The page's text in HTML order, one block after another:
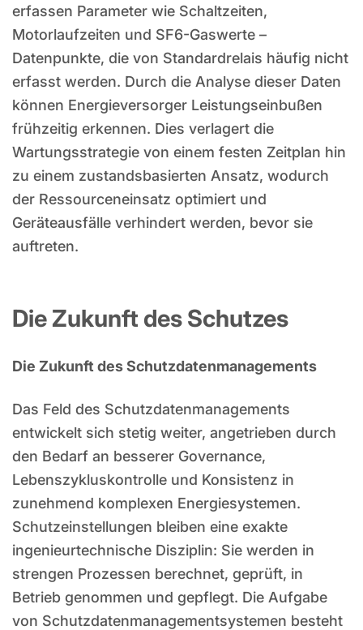
erfassen Parameter wie Schaltzeiten,
Motorlaufzeiten und SF6-Gaswerte –
Datenpunkte, die von Standardrelais häufig nicht
erfasst werden. Durch die Analyse dieser Daten
können Energieversorger Leistungseinbußen
frühzeitig erkennen. Dies verlagert die
Wartungsstrategie von einem festen Zeitplan hin
zu einem zustandsbasierten Ansatz, wodurch
der Ressourceneinsatz optimiert und
Geräteausfälle verhindert werden, bevor sie
auftreten.
Die Zukunft des Schutzes
Die Zukunft des Schutzdatenmanagements
Das Feld des Schutzdatenmanagements
entwickelt sich stetig weiter, angetrieben durch
den Bedarf an besserer Governance,
Lebenszykluskontrolle und Konsistenz in
zunehmend komplexen Energiesystemen.
Schutzeinstellungen bleiben eine exakte
ingenieurtechnische Disziplin: Sie werden in
strengen Prozessen berechnet, geprüft, in
Betrieb genommen und gepflegt. Die Aufgabe
von Schutzdatenmanagementsystemen besteht